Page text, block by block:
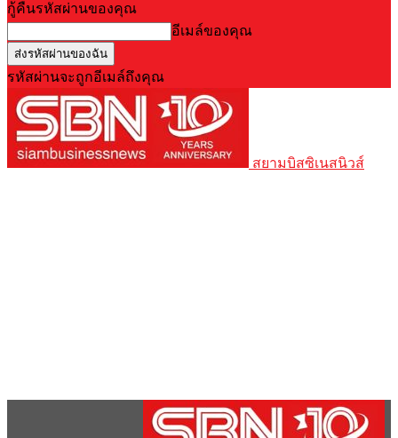
กู้คืนรหัสผ่านของคุณ
อีเมล์ของคุณ
รหัสผ่านจะถูกอีเมล์ถึงคุณ
สยามบิสซิเนสนิวส์